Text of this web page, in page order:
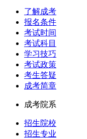
了解成考
报名条件
考试时间
考试科目
学习技巧
考试政策
考生答疑
成考简章
成考院系
招生院校
招生专业